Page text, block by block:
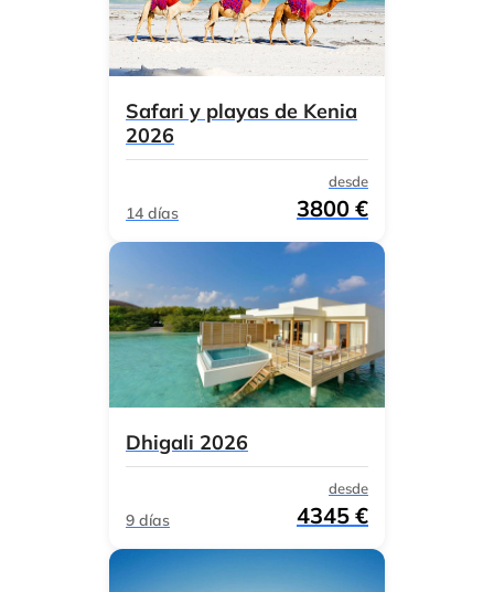
Safari y playas de Kenia
2026
14 días
desde
3800 €
Dhigali 2026
9 días
desde
4345 €